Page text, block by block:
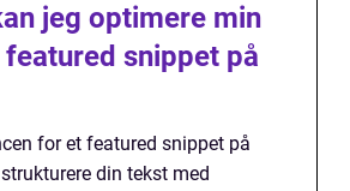
jeg optimere min
snippet på
for et featured snippet på
din tekst med